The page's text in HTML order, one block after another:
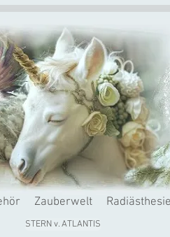
Zauberwelt Radiästhesie
STERN v. ATLANTIS